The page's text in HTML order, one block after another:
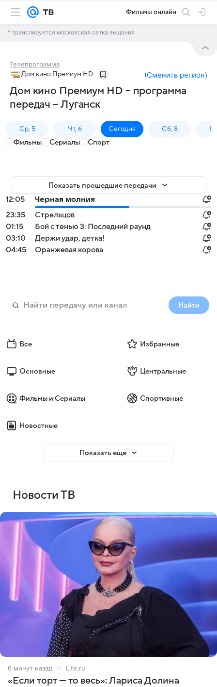
Фильмы онлайн
* транслируется московская сетка вещания
Телепрограмма
Дом кино Премиум HD (Сменить регион)
Дом кино Премиум HD – программа
передач – Луганск
Ср, 5 Чт, 6 Сегодня Сб, 8
Фильмы Сериалы Спорт
Показать прошедшие передачи
12:05
Черная молния
23:35
Стрельцов
01:15
Бой с тенью 3: Последний раунд
03:10
Держи удар, детка!
04:45
Оранжевая корова
Найти
Все Избранные
Основные Центральные
Фильмы и Сериалы Спортивные
Новостные
Показать еще
Новости ТВ
6 минут назад Life.ru
«Если торт — то весь»: Лариса Долина